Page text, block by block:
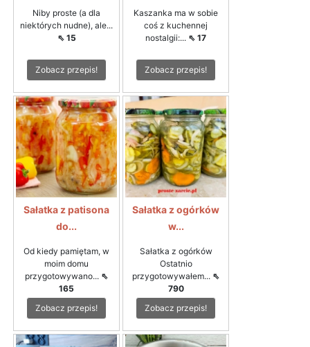
Niby proste (a dla
niektórych nudne), ale...
⇖ 15
Zobacz przepis!
Kaszanka ma w sobie
coś z kuchennej
nostalgii:... ⇖ 17
Zobacz przepis!
Sałatka z patisona
do...
Od kiedy pamiętam, w
moim domu
przygotowywano... ⇖
165
Zobacz przepis!
Sałatka z ogórków
w...
Sałatka z ogórków
Ostatnio
przygotowywałem... ⇖
790
Zobacz przepis!